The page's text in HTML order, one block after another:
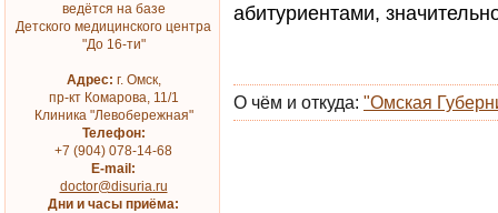
ведётся на базе
Детского медицинского центра
"До 16-ти"
Адрес: г. Омск,
пр-кт Комарова, 11/1
Клиника "Левобережная"
Телефон:
+7 (904) 078-14-68
E-mail:
doctor@disuria.ru
Дни и часы приёма:
абитуриентами,
О чём и откуда: "Омская